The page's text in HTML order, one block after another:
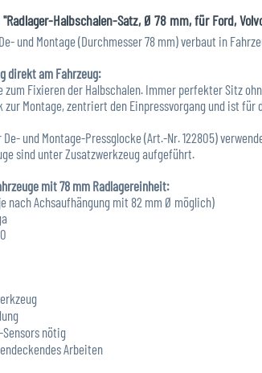
Halbschalen-Satz, Ø 78 mm, für Ford,
und Montage (Durchmesser 78 mm) verbaut in
direkt am Fahrzeug:
zum Fixieren der Halbschalen. Immer perfekter Sitz
zur Montage, zentriert den Einpressvorgang und ist für
und Montage-Pressglocke (Art.-Nr. 122805)
sind unter Zusatzwerkzeug aufgeführt.
mit 78 mm Radlagereinheit:
nach Achsaufhängung mit 82 mm Ø möglich)
nötig
Arbeiten